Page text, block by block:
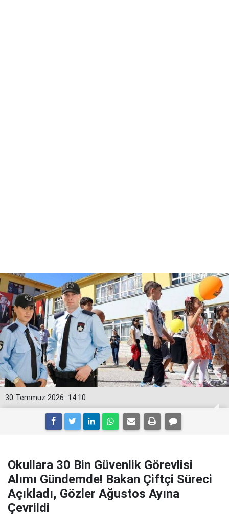
14:10
30 Temmuz 2026
Okullara 30 Bin Güvenlik Görevlisi
Alımı Gündemde! Bakan Çiftçi Süreci
Açıkladı, Gözler Ağustos Ayına
Çevrildi